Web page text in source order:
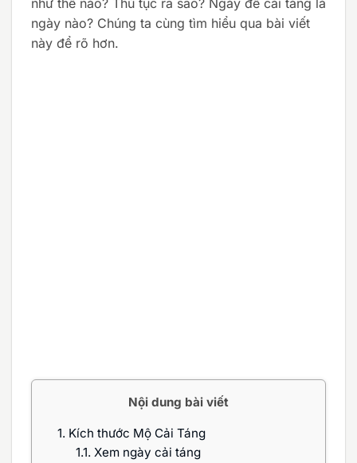
ngày nào? Chúng ta cùng tìm hiểu qua bài viết
này để rõ hơn.
Nội dung bài viết
1. Kích thước Mộ Cải Táng
1.1. Xem ngày cải táng